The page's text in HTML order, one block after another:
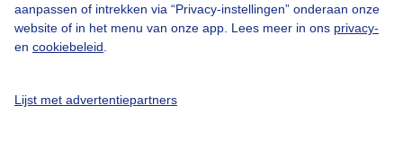
aanpassen of intrekken via “Privacy-instellingen” onderaan onze
website of in het menu van onze app. Lees meer in ons privacy-
en cookiebeleid
Lijst met advertentiepartners
Privacy beleid
Cookie beleid
Gratis weerdata